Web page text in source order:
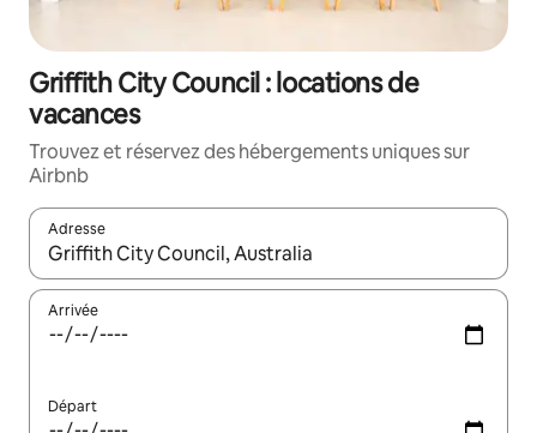
Griffith City Council : locations de
vacances
Trouvez et réservez des hébergements uniques sur
Airbnb
Adresse
Lorsque les résultats s'affichent, utilisez les flèches vers le
Arrivée
Départ